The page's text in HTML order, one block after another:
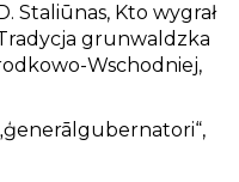
Staliūnas, Kto wygrał
grunwaldzka
Wschodniej,